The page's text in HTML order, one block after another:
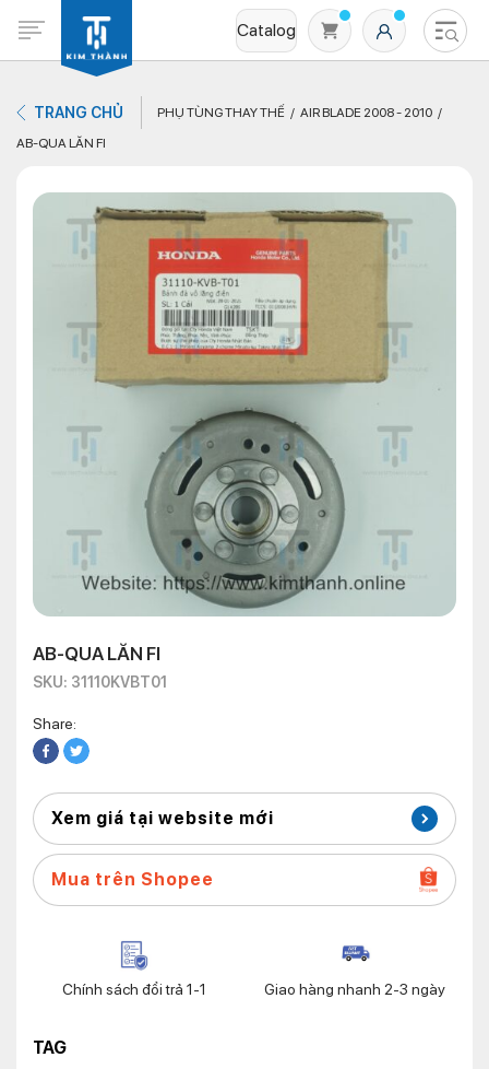
Catalog
Không có sản phẩm nào trong giỏ hàng
TRANG CHỦ PHỤ TÙNG THAY THẾ
AIR BLADE 2008 - 2010
AB-QUA LĂN FI
AB-QUA LĂN FI
SKU: 31110KVBT01
Share:
Xem giá tại website mới
Mua trên Shopee
Chính sách đổi trả 1-1 Giao hàng nhanh 2-3 ngày
TAG